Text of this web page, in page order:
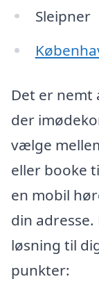
Sleipner
Det er nemt
der
vælge
eller booke
en mobil
din
løsning til
punkter: